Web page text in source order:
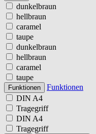
dunkelbraun
hellbraun
caramel
taupe
dunkelbraun
hellbraun
caramel
taupe
Funktionen
Funktionen
DIN A4
Tragegriff
DIN A4
Tragegriff